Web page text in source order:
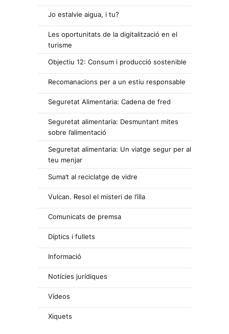
Jo estalvie aigua, i tu?
Les oportunitats de la digitalització en el
turisme
Objectiu 12: Consum i producció sostenible
Recomanacions per a un estiu responsable
Seguretat Alimentaria: Cadena de fred
Seguretat alimentaria: Desmuntant mites
sobre l’alimentació
Seguretat alimentaria: Un viatge segur per al
teu menjar
Suma’t al reciclatge de vidre
Vulcan. Resol el misteri de l’illa
Comunicats de premsa
Díptics i fullets
Informació
Notícies jurídiques
Vídeos
Xiquets